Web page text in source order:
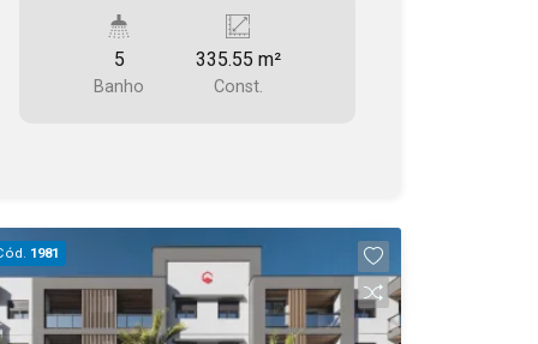
Valor: R$ 1.700.000,00
5
Banho
335.55 m²
Const.
1981